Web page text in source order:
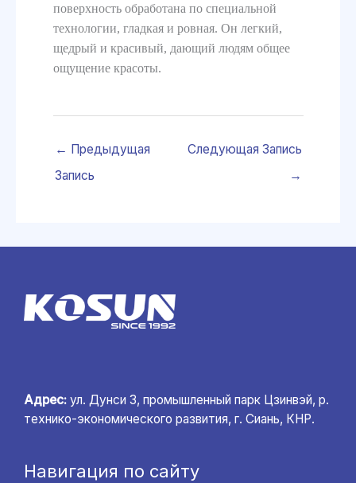
поверхность обработана по специальной
технологии, гладкая и ровная. Он легкий,
щедрый и красивый, дающий людям общее
ощущение красоты.
← Предыдущая
Запись
Следующая Запись
→
Адрес: ул. Дунси 3, промышленный парк Цзинвэй, р.
технико-экономического развития, г. Сиань, КНР.
Навигация по сайту